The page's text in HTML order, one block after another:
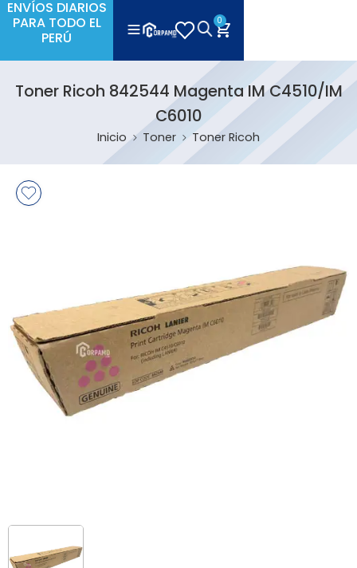
ENVÍOS DIARIOS
PARA TODO EL
PERÚ
0
Toner Ricoh 842544 Magenta IM C4510/IM
C6010
Inicio Toner Toner Ricoh